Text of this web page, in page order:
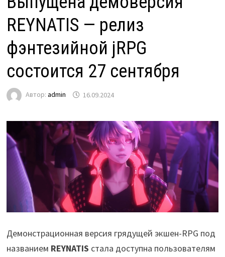
REYNATIS — релиз
фэнтезийной jRPG
состоится 27 сентября
Автор: admin 16.09.2024
Демонстрационная версия грядущей экшен-RPG под
названием REYNATIS стала доступна пользователям